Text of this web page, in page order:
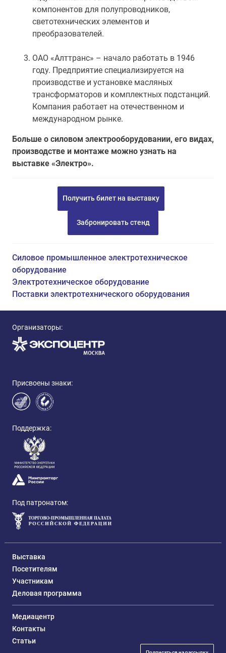
компонентов для полупроводников,
светотехнических элементов и
преобразователей.
ОАО «Алттранс» – начало работать в 1946
году. Предприятие специализируется на
производстве и установке масляных
трансформаторов и комплектных подстанций.
Компания работает на отечественном и
международном рынке.
Больше о силовом электрооборудовании, его видах,
производстве и монтаже можно узнать на
выставке «Электро».
Получить билет на выставку
Забронировать стенд
Силовое промышленное электротехническое
оборудование
Электротехническое оборудование
Поставки электротехнического оборудования
Организаторы:
Присвоены знаки:
Поддержка:
Под патронатом:
Выставка
Посетителям
Участникам
Деловая программа
Медиацентр
Контакты
Статьи